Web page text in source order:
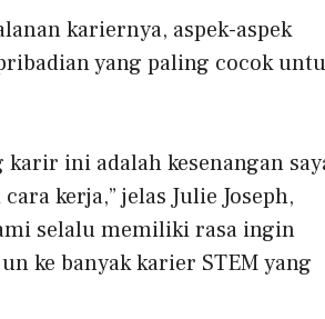
kariernya, aspek-aspek
yang paling cocok
karir ini adalah kesenangan
kerja,” jelas Julie Joseph,
selalu memiliki rasa ingin
ke banyak karier STEM yang